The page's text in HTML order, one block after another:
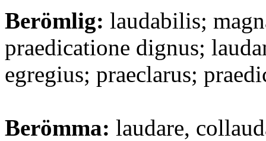
Berömlig: laudabilis;
praedicatione dignus;
egregius; praeclarus;
Berömma: laudare,